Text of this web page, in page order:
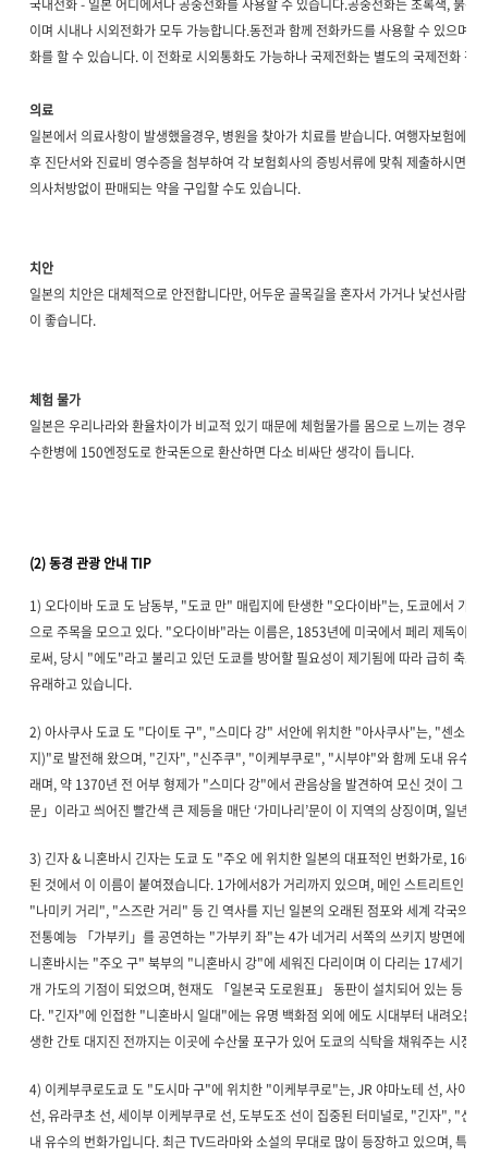
국내전화 - 일본 어디에서나 공중전화를 사용할 수 있습니다.공중전화는 초록색, 붉은
이며 시내나 시외전화가 모두 가능합니다.동전과 함께 전화카드를 사용할 수 있으며,
화를 할 수 있습니다. 이 전화로 시외통화도 가능하나 국제전화는 별도의 국제전화 전
의료
일본에서 의료사항이 발생했을경우, 병원을 찾아가 치료를 받습니다. 여행자보험에
후 진단서와 진료비 영수증을 첨부하여 각 보험회사의 증빙서류에 맞춰 제출하시면
의사처방없이 판매되는 약을 구입할 수도 있습니다.
치안
일본의 치안은 대체적으로 안전합니다만, 어두운 골목길을 혼자서 가거나 낯선사람을
이 좋습니다.
체험 물가
일본은 우리나라와 환율차이가 비교적 있기 때문에 체험물가를 몸으로 느끼는 경우
수한병에 150엔정도로 한국돈으로 환산하면 다소 비싸단 생각이 듭니다.
(2) 동경 관광 안내 TIP
1) 오다이바 도쿄 도 남동부, "도쿄 만" 매립지에 탄생한 "오다이바"는, 도쿄에서 가장
으로 주목을 모으고 있다. "오다이바"라는 이름은, 1853년에 미국에서 페리 제독이
로써, 당시 "에도"라고 불리고 있던 도쿄를 방어할 필요성이 제기됨에 따라 급히 축조
유래하고 있습니다.
2) 아사쿠사 도쿄 도 "다이토 구", "스미다 강" 서안에 위치한 "아사쿠사"는, "센소 절
지)"로 발전해 왔으며, "긴자", "신주쿠", "이케부쿠로", "시부야"와 함께 도내 유수의
래며, 약 1370년 전 어부 형제가 "스미다 강"에서 관음상을 발견하여 모신 것이 그 기
문」이라고 씌어진 빨간색 큰 제등을 매단 ‘가미나리’문이 이 지역의 상징이며, 일년
3) 긴자 & 니혼바시 긴자는 도쿄 도 "주오 에 위치한 일본의 대표적인 번화가로, 1600
된 것에서 이 이름이 붙여졌습니다. 1가에서8가 거리까지 있으며, 메인 스트리트인 "
"나미키 거리", "스즈란 거리" 등 긴 역사를 지닌 일본의 오래된 점포와 세계 각국의
전통예능 「가부키」를 공연하는 "가부키 좌"는 4가 네거리 서쪽의 쓰키지 방면에 있
니혼바시는 "주오 구" 북부의 "니혼바시 강"에 세워진 다리이며 이 다리는 17세기 "
개 가도의 기점이 되었으며, 현재도 「일본국 도로원표」 동판이 설치되어 있는 등 일
다. "긴자"에 인접한 "니혼바시 일대"에는 유명 백화점 외에 에도 시대부터 내려오는
생한 간토 대지진 전까지는 이곳에 수산물 포구가 있어 도쿄의 식탁을 채워주는 시장
4) 이케부쿠로도쿄 도 "도시마 구"에 위치한 "이케부쿠로"는, JR 야마노테 선, 사이쿄
선, 유라쿠초 선, 세이부 이케부쿠로 선, 도부도조 선이 집중된 터미널로, "긴자", "신
내 유수의 번화가입니다. 최근 TV드라마와 소설의 무대로 많이 등장하고 있으며, 특히